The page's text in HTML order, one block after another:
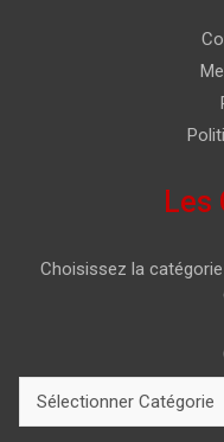
Les
Choisissez la